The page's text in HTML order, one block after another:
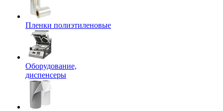
Пленки полиэтиленовые
Оборудование,
диспенсеры